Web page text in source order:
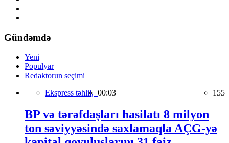
Gündəmdə
Yeni
Populyar
Redaktorun seçimi
Ekspress təhlil, 00:03 155
BP və tərəfdaşları hasilatı 8 milyon
ton səviyyəsində saxlamaqla AÇG-yə